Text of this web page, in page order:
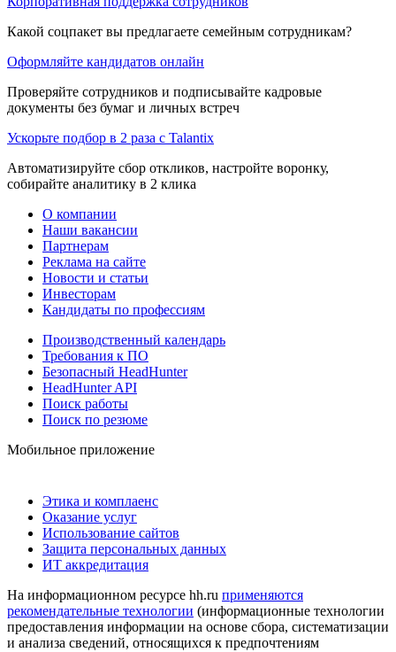
Какой соцпакет вы предлагаете семейным сотрудникам?
Оформляйте кандидатов онлайн
Проверяйте сотрудников и подписывайте кадровые
документы без бумаг и личных встреч
Ускорьте подбор в 2 раза с Talantix
Автоматизируйте сбор откликов, настройте воронку,
собирайте аналитику в 2 клика
О компании
Наши вакансии
Партнерам
Реклама на сайте
Новости и статьи
Инвесторам
Кандидаты по профессиям
Производственный календарь
Требования к ПО
Безопасный HeadHunter
HeadHunter API
Поиск работы
Поиск по резюме
Мобильное приложение
Этика и комплаенс
Оказание услуг
Использование сайтов
Защита персональных данных
ИТ аккредитация
На информационном ресурсе hh.ru применяются
рекомендательные технологии (информационные технологии
предоставления информации на основе сбора, систематизации
и анализа сведений, относящихся к предпочтениям